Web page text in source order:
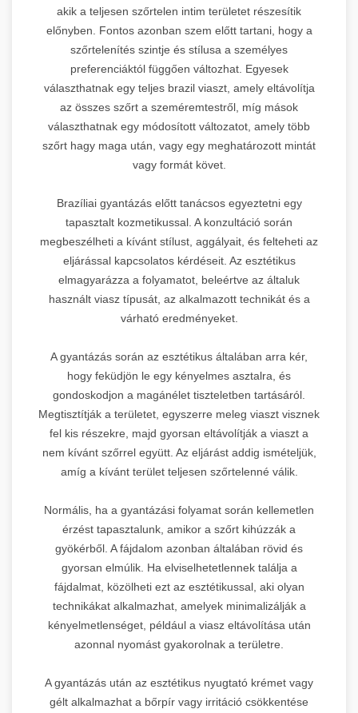
akik a teljesen szőrtelen intim területet részesítik
előnyben. Fontos azonban szem előtt tartani, hogy a
szőrtelenítés szintje és stílusa a személyes
preferenciáktól függően változhat. Egyesek
választhatnak egy teljes brazil viaszt, amely eltávolítja
az összes szőrt a szeméremtestről, míg mások
választhatnak egy módosított változatot, amely több
szőrt hagy maga után, vagy egy meghatározott mintát
vagy formát követ.
Brazíliai gyantázás előtt tanácsos egyeztetni egy
tapasztalt kozmetikussal. A konzultáció során
megbeszélheti a kívánt stílust, aggályait, és felteheti az
eljárással kapcsolatos kérdéseit. Az esztétikus
elmagyarázza a folyamatot, beleértve az általuk
használt viasz típusát, az alkalmazott technikát és a
várható eredményeket.
A gyantázás során az esztétikus általában arra kér,
hogy feküdjön le egy kényelmes asztalra, és
gondoskodjon a magánélet tiszteletben tartásáról.
Megtisztítják a területet, egyszerre meleg viaszt visznek
fel kis részekre, majd gyorsan eltávolítják a viaszt a
nem kívánt szőrrel együtt. Az eljárást addig ismételjük,
amíg a kívánt terület teljesen szőrtelenné válik.
Normális, ha a gyantázási folyamat során kellemetlen
érzést tapasztalunk, amikor a szőrt kihúzzák a
gyökérből. A fájdalom azonban általában rövid és
gyorsan elmúlik. Ha elviselhetetlennek találja a
fájdalmat, közölheti ezt az esztétikussal, aki olyan
technikákat alkalmazhat, amelyek minimalizálják a
kényelmetlenséget, például a viasz eltávolítása után
azonnal nyomást gyakorolnak a területre.
A gyantázás után az esztétikus nyugtató krémet vagy
gélt alkalmazhat a bőrpír vagy irritáció csökkentése